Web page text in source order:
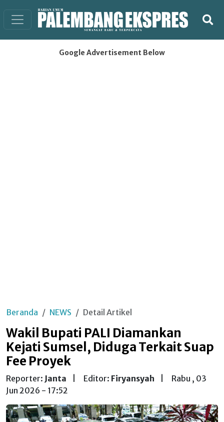
Google Advertisement Below
Beranda NEWS Detail Artikel
Wakil Bupati PALI Diamankan
Kejati Sumsel, Diduga Terkait Suap
Fee Proyek
Reporter: Janta Editor: Firyansyah
Rabu , 03
Jun 2026 - 17:52